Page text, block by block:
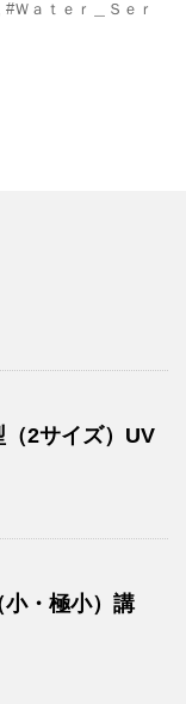
#Ｗａｔｅｒ＿Ｓｅｒ
2サイズ）UV
・極小）講